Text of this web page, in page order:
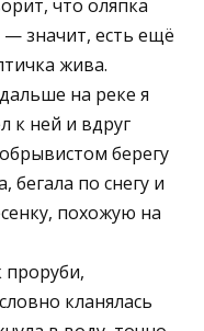
что оляпка
— значит, есть ещё
жива.
на реке я
к ней и вдруг
берегу
по снегу и
похожую на
проруби,
кланялась